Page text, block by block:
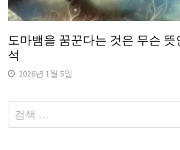
도마뱀을 꿈꾼다는 것은 무슨 뜻
석
2026년 1월 5일
다
음